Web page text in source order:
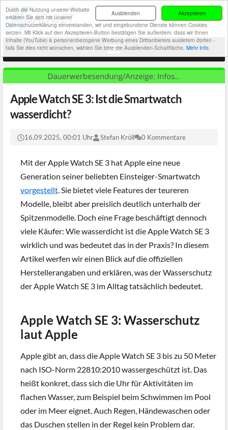
Akzeptieren
Ausblenden
Durch die Nutzung unserer Website
erklären Sie sich mit unserer
Datenschutzerklärung einverstanden, wir und eingebundene Dienste können Cookies
setzen. Mit Klick auf den Akzeptieren-Button bestätigen Sie außerdem, dass wir Ihnen
Inhalte (YouTube) & personenbezogene Werbung eines Drittanbieters ausliefern dürfen -
falls Sie dies nicht wünschen, wählen Sie bitte die Ausblenden-Schaltfläche. Mehr Info.
Apple Watch SE 3: Ist die Smartwatch
wasserdicht?
16.09.2025, 00:01 Uhr Stefan Kröll 0 Kommentare
Mit der Apple Watch SE 3 hat Apple eine neue
Generation seiner beliebten Einsteiger-Smartwatch
vorgestellt. Sie bietet viele Features der teureren
Modelle, bleibt aber preislich deutlich unterhalb der
Spitzenmodelle. Doch eine Frage beschäftigt dennoch
viele Käufer: Wie wasserdicht ist die Apple Watch SE 3
wirklich und was bedeutet das in der Praxis? In diesem
Artikel werfen wir einen Blick auf die offiziellen
Herstellerangaben und erklären, was der Wasserschutz
der Apple Watch SE 3 im Alltag tatsächlich bedeutet.
Apple Watch SE 3: Wasserschutz
laut Apple
Apple gibt an, dass die Apple Watch SE 3 bis zu 50 Meter
nach ISO-Norm 22810:2010 wassergeschützt ist. Das
heißt konkret, dass sich die Uhr für Aktivitäten im
flachen Wasser, zum Beispiel beim Schwimmen im Pool
oder im Meer eignet. Auch Regen, Händewaschen oder
das Duschen stellen in der Regel kein Problem dar.